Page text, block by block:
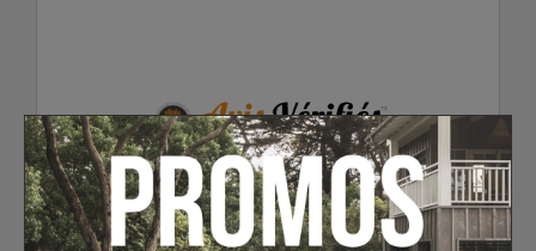
Voir l'attestation de confiance
Avis soumis à un contrôle